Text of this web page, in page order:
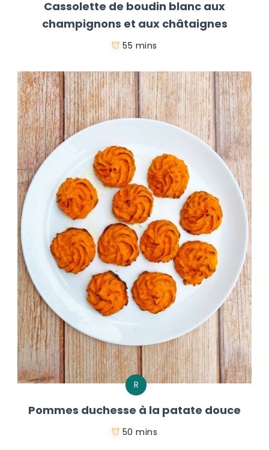
Cassolette de boudin blanc aux
champignons et aux châtaignes
55 mins
R
Pommes duchesse à la patate douce
50 mins